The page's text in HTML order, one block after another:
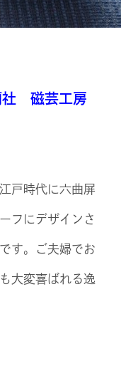
社 磁芸工房
戸時代に六曲屏
フにデザインさ
す。ご夫婦でお
大変喜ばれる逸